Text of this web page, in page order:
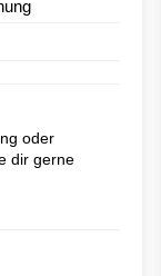
oder
dir gerne